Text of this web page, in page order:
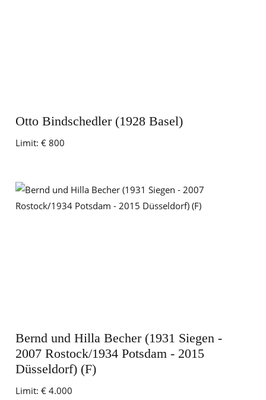
Otto Bindschedler (1928 Basel)
Limit: € 800
Bernd und Hilla Becher (1931 Siegen -
2007 Rostock/1934 Potsdam - 2015
Düsseldorf) (F)
Limit: € 4.000